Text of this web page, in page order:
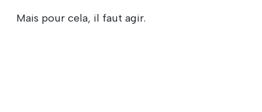
Mais pour cela, il faut agir.